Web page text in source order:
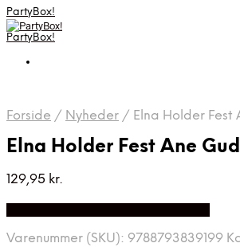
PartyBox!
PartyBox!
Forside / Nyheder / Elna Holder Fest
Elna Holder Fest Ane
129,95 kr.
Varenummer (SKU): 9788793839199